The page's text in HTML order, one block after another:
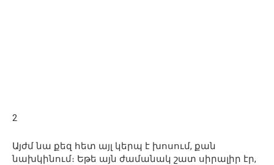
2
Այժմ նա քեզ հետ այլ կերպ է խոսում, քան
նախկինում։ Եթե այն ժամանակ շատ սիրալիր էր,